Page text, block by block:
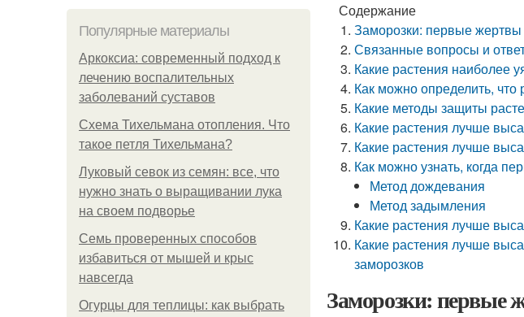
Популярные материалы
Аркоксиа: современный подход к
лечению воспалительных
заболеваний суставов
Схема Тихельмана отопления. Что
такое петля Тихельмана?
Луковый севок из семян: все, что
нужно знать о выращивании лука
на своем подворье
Семь проверенных способов
избавиться от мышей и крыс
навсегда
Огурцы для теплицы: как выбрать
Содержание
Заморозки: первые жертвы
Связанные вопросы и
Какие растения наиболее
Как можно определить, что
Какие методы защиты
Какие растения лучше
Какие растения лучше
Как можно узнать, когда
Метод дождевания
Метод задымления
Какие растения лучше
Какие растения лучше
заморозков
Заморозки: первые